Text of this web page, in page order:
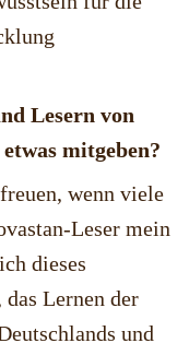
Lesern von
mitgeben?
wenn viele
Leser mein
dieses
Lernen der
und